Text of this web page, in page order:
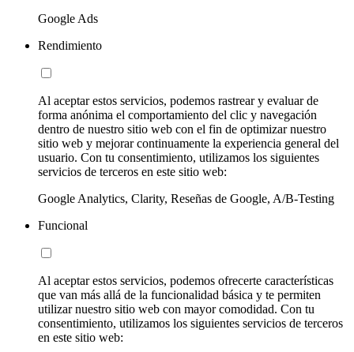
Google Ads
Rendimiento
Al aceptar estos servicios, podemos rastrear y evaluar de
forma anónima el comportamiento del clic y navegación
dentro de nuestro sitio web con el fin de optimizar nuestro
sitio web y mejorar continuamente la experiencia general del
usuario. Con tu consentimiento, utilizamos los siguientes
servicios de terceros en este sitio web:
Google Analytics, Clarity, Reseñas de Google, A/B-Testing
Funcional
Al aceptar estos servicios, podemos ofrecerte características
que van más allá de la funcionalidad básica y te permiten
utilizar nuestro sitio web con mayor comodidad. Con tu
consentimiento, utilizamos los siguientes servicios de terceros
en este sitio web: